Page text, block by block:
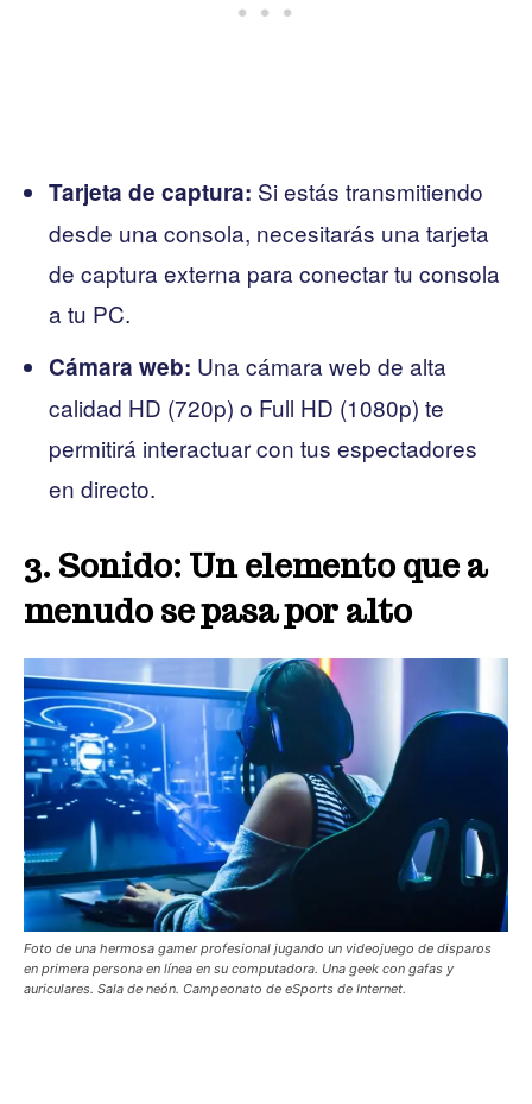
Tarjeta de captura: Si estás transmitiendo
desde una consola, necesitarás una tarjeta
de captura externa para conectar tu consola
a tu PC.
Cámara web: Una cámara web de alta
calidad HD (720p) o Full HD (1080p) te
permitirá interactuar con tus espectadores
en directo.
3. Sonido: Un elemento que a
menudo se pasa por alto
Foto de una hermosa gamer profesional jugando un videojuego de disparos
en primera persona en línea en su computadora. Una geek con gafas y
auriculares. Sala de neón. Campeonato de eSports de Internet.